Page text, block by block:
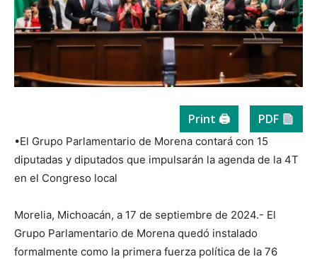
Print 🖨 PDF
•El Grupo Parlamentario de Morena contará con 15
diputadas y diputados que impulsarán la agenda de la 4T
en el Congreso local
Morelia, Michoacán, a 17 de septiembre de 2024.- El
Grupo Parlamentario de Morena quedó instalado
formalmente como la primera fuerza política de la 76